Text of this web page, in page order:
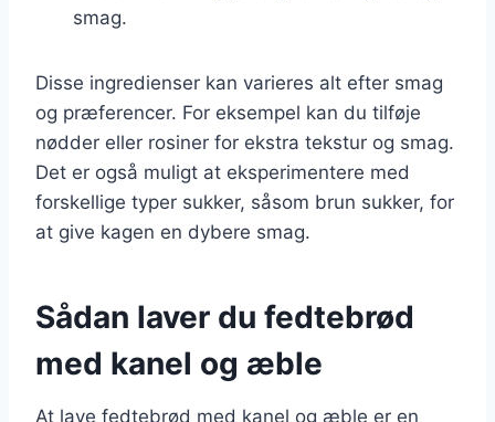
smag.
Disse ingredienser kan varieres alt efter smag
og præferencer. For eksempel kan du tilføje
nødder eller rosiner for ekstra tekstur og smag.
Det er også muligt at eksperimentere med
forskellige typer sukker, såsom brun sukker, for
at give kagen en dybere smag.
Sådan laver du fedtebrød
med kanel og æble
At lave fedtebrød med kanel og æble er en